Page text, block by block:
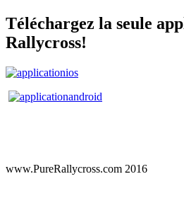
Téléchargez la seule
Rallycross!
www.PureRallycross.com 2016